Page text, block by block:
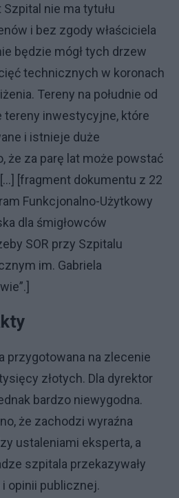
nie ma tytułu
i bez zgody właściciela
będzie mógł tych drzew
technicznych w koronach
Tereny na południe od
tereny inwestycyjne, które
i istnieje duże
że za parę lat może powstać
[fragment dokumentu z 22
Funkcjonalno-Użytkowy
dla śmigłowców
SOR przy Szpitalu
im. Gabriela
przygotowana na zlecenie
złotych. Dla dyrektor
bardzo niewygodna.
że zachodzi wyraźna
ustaleniami eksperta, a
szpitala przekazywały
opinii publicznej.